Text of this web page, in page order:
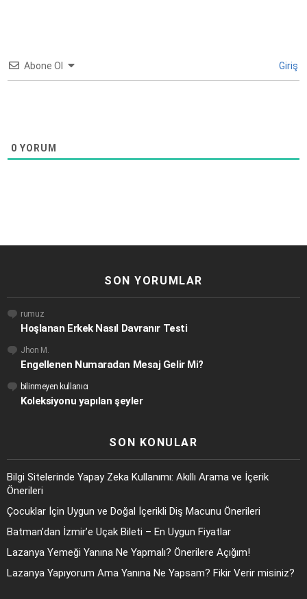
Abone Ol Giriş
0 YORUM
SON YORUMLAR
rumuz
Hoşlanan Erkek Nasıl Davranır Testi
Jhon M.
Engellenen Numaradan Mesaj Gelir Mi?
bilinmeyen kullanıcı
Koleksiyonu yapılan şeyler
SON KONULAR
Bilgi Sitelerinde Yapay Zeka Kullanımı: Akıllı Arama ve İçerik
Önerileri
Çocuklar İçin Uygun ve Doğal İçerikli Diş Macunu Önerileri
Batman’dan İzmir’e Uçak Bileti – En Uygun Fiyatlar
Lazanya Yemeği Yanına Ne Yapmalı? Önerilere Açığım!
Lazanya Yapıyorum Ama Yanına Ne Yapsam? Fikir Verir misiniz?